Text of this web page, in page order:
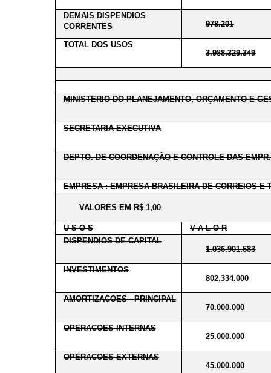
DEMAIS DISPENDIOS
CORRENTES
978.201
TOTAL DOS USOS
3.988.329.349
MINISTERIO DO PLANEJAMENTO, ORÇAMENTO E
SECRETARIA EXECUTIVA
DEPTO. DE COORDENAÇÃO E CONTROLE DAS
EMPRESA : EMPRESA BRASILEIRA DE CORREIOS E
VALORES EM R$ 1,00
U S O S
V A L O R
DISPENDIOS DE CAPITAL
1.036.901.683
INVESTIMENTOS
802.334.000
AMORTIZACOES - PRINCIPAL
70.000.000
OPERACOES INTERNAS
25.000.000
OPERACOES EXTERNAS
45.000.000